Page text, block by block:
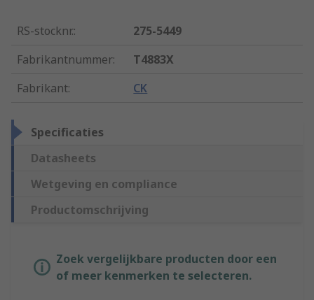
RS-stocknr.:
275-5449
Fabrikantnummer:
T4883X
Fabrikant: CK
Specificaties
Datasheets
Wetgeving en compliance
Productomschrijving
Zoek vergelijkbare producten door een
of meer kenmerken te selecteren.